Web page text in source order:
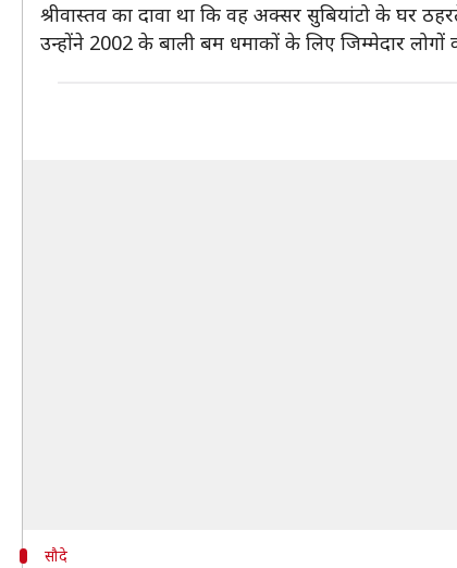
श्रीवास्तव का दावा था कि वह अक्सर सुबियांटो के घर
उन्होंने 2002 के बाली बम धमाकों के लिए जिम्मेदार
सौदे